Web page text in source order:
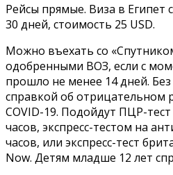
Рейсы прямые. Виза в Египет
30 дней, стоимость 25 USD.
Можно въехать со
одобренными ВОЗ, если с
прошло не менее 14 дней.
справкой об отрицательном
COVID-19. Подойдут ПЦР-
часов, экспресс-тестом на
часов, или экспресс-тест
Now. Детям младше 12 лет